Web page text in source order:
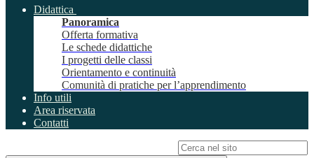
Didattica
Panoramica
Offerta formativa
Le schede didattiche
I progetti delle classi
Orientamento e continuità
Comunità di pratiche per l’apprendimento
Info utili
Area riservata
Contatti